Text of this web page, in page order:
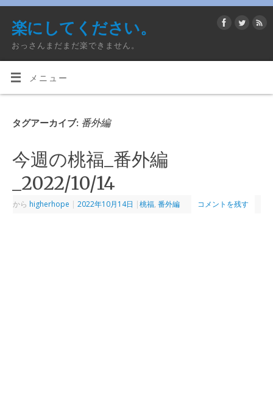
楽にしてください。
おっさんまだまだ楽できません。
メニュー
タグアーカイブ: 番外編
今週の桃福_番外編
_2022/10/14
から higherhope | 2022年10月14日 |桃福,番外編 コメントを残す